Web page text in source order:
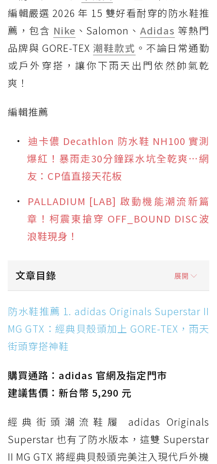
編輯嚴選 2026 年 15 雙好看耐穿的防水鞋推
薦，包含 Nike 、Salomon、Adidas 等熱門
品牌與 GORE-TEX 潮鞋款式 。不論日常通勤
或戶外穿搭，讓你下雨天出門依然帥氣乾
爽！
編輯推薦
迪卡儂 Decathlon 防水鞋 NH100 實測
爆紅！暴雨走30分鐘踩水坑全乾爽⋯網
友：CP值直接天花板
PALLADIUM [LAB] 啟動機能潮流新篇
章！柯震東搶穿 OFF_BOUND DISC波
浪鞋現身！
文章目錄 展開
防水鞋推薦 1. adidas Originals Superstar II
MG GTX：經典貝殼頭加上 GORE-TEX，雨天街
頭穿搭神鞋
防水鞋推薦 2. New Balance Hierro v9 GORE-
防水鞋推薦 3. Nike Dunk Low GORE-TEX：
經典 Dunk 輪廓加上防水科技，雨天穿搭帥度不
打折
防水鞋推薦 4. ASICS TRABUCO 14 GTX：搭
載 GORE-TEX 隱形貼合科技，全方位防水神鞋
防水鞋推薦 5. Salomon XT-6 GORE-TEX：潮
防水鞋推薦 1. adidas Originals Superstar II
MG GTX：經典貝殼頭加上 GORE-TEX，雨天
街頭穿搭神鞋
購買通路：adidas 官網及指定門市
建議售價：新台幣 5,290 元
經典街頭潮流鞋履 adidas Originals
Superstar 也有了防水版本，這雙 Superstar
II MG GTX 將經典貝殼頭完美注入現代戶外機